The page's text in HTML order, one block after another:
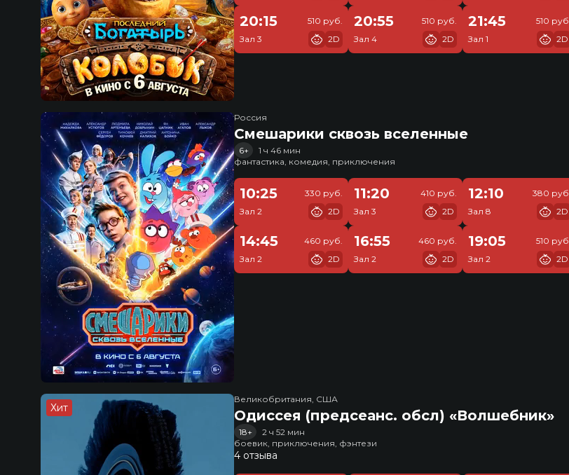
20:15
Зал 3
510 руб.
2D
20:55
Зал 4
510 руб.
2D
21:45
Зал 1
510 руб.
2D
Россия
Смешарики сквозь вселенные
6+
1 ч 46 мин
фантастика, комедия, приключения
10:25
Зал 2
330 руб.
2D
11:20
Зал 3
410 руб.
2D
12:10
Зал 8
380 руб.
2D
14:45
Зал 2
460 руб.
2D
16:55
Зал 2
460 руб.
2D
19:05
Зал 2
510 руб.
2D
Хит
Великобритания, США
Одиссея (предсеанс. обсл) «Волшебник»
18+
2 ч 52 мин
боевик, приключения, фэнтези
4 отзыва